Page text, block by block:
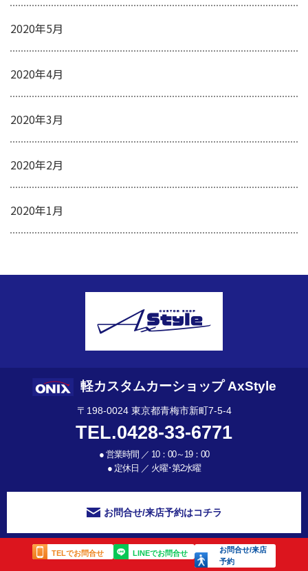
2020年5月
2020年4月
2020年3月
2020年2月
2020年1月
TELでお問合せ LINEでお問合せ
お問合せ/来店
予約
軽カスタムカーショップ AxStyle
〒198-0024 東京都青梅市新町7-5-4
TEL.0428-33-6771
● 営業時間 ／ 10：00～19：00
● 定休日 ／ 火曜･第2水曜
お問合せ/来店予約はコチラ
軽トラや軽自動車、新車のカスタムショップ【AxStyleオニキス新青梅】